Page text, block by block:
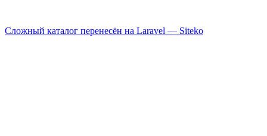
Сложный каталог перенесён на Laravel — Siteko